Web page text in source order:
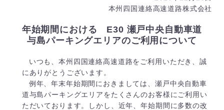
本州四国連絡高速道路株式会社
年始期間における E30 瀬戸中央自動車道
与島パーキングエリアのご利用について
いつも、本州四国連絡高速道路をご利用いただき、誠
にありがとうございます。
例年、年末年始期間におきましては、瀬戸中央自動車
道与島パーキングエリアをたくさんのお客様にご利用い
ただいております。しかし、近年、年始期間に多数の改